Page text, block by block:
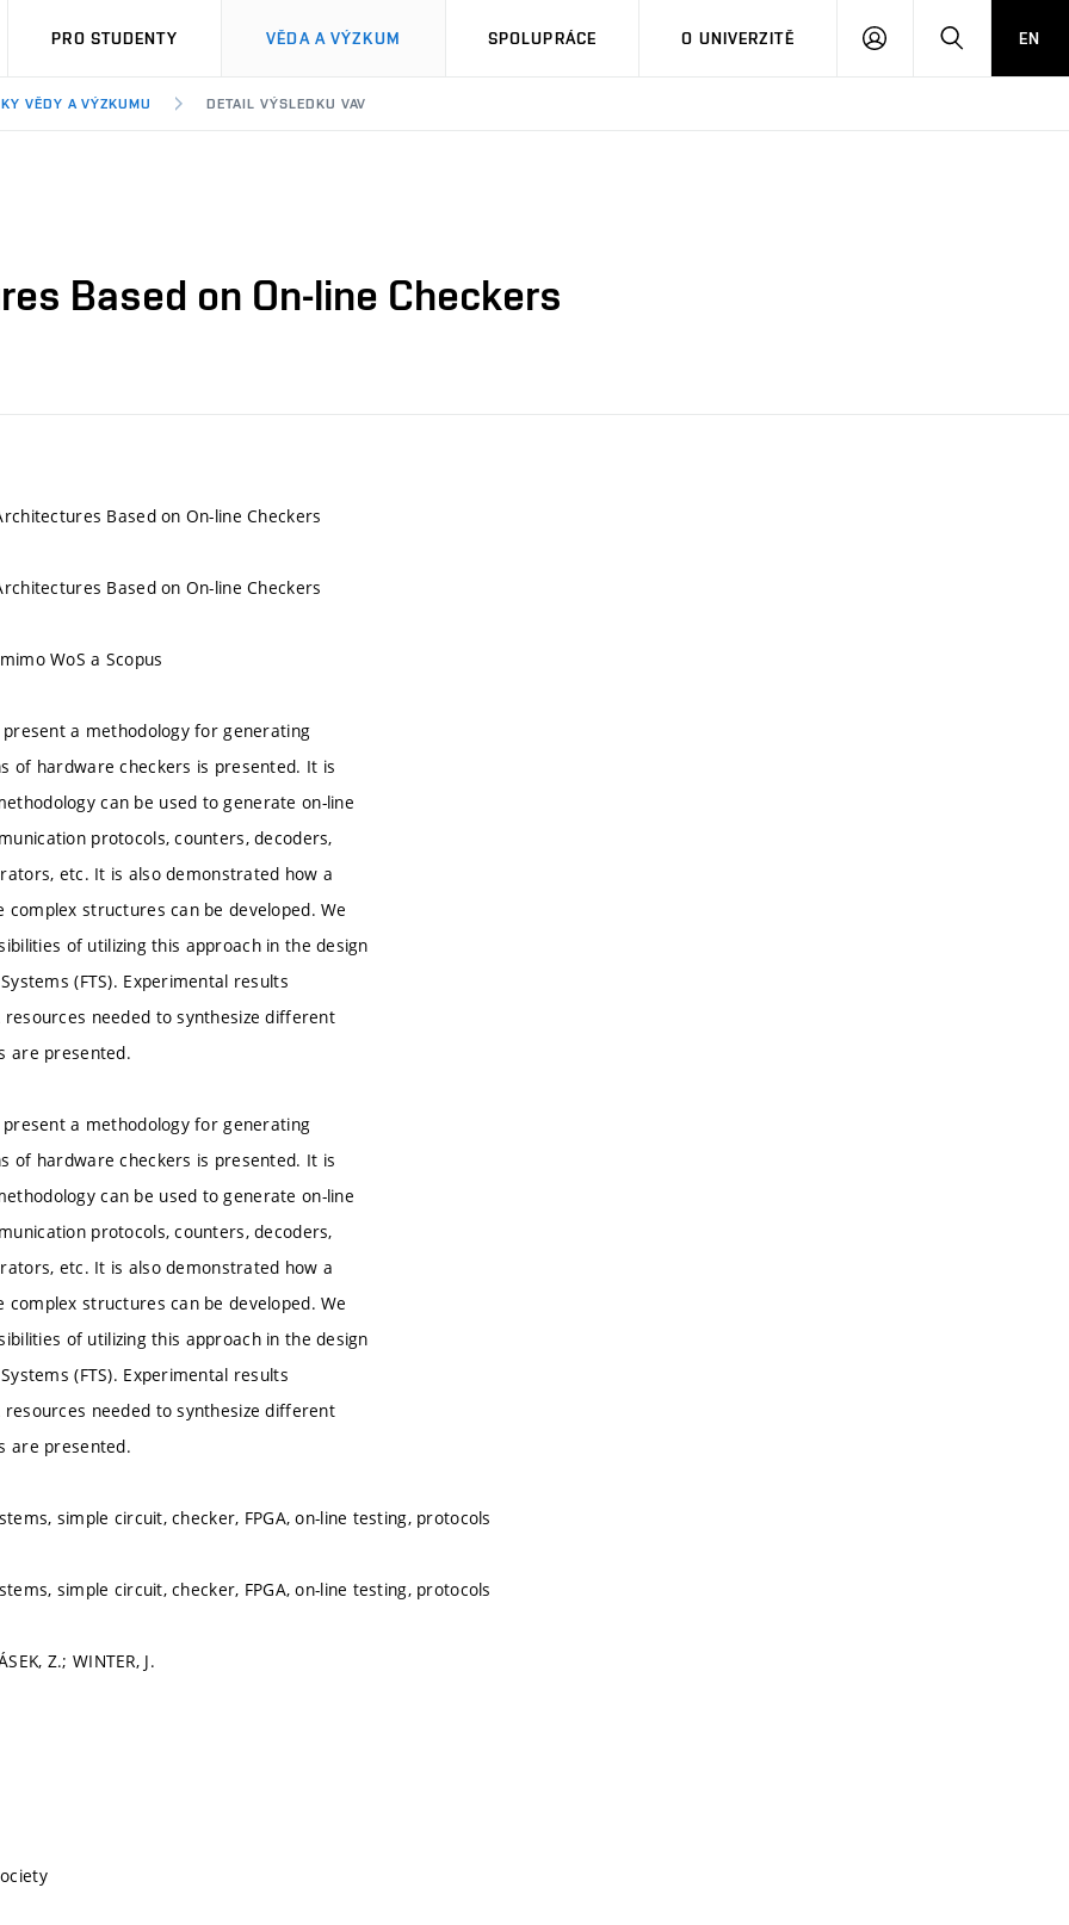
PRO STUDENTY VĚDA A VÝZKUM SPOLUPRÁCE O UNIVERZITĚ
PŘIHLÁSIT HLEDATEN
VĚDY A VÝZKUMU DETAIL VÝSLEDKU VAV
Based on On-line Checkers
Based on On-line Checkers
Based on On-line Checkers
WoS a Scopus
a methodology for generating
of hardware checkers is presented. It is
can be used to generate on-line
protocols, counters, decoders,
etc. It is also demonstrated how a
structures can be developed. We
of utilizing this approach in the design
(FTS). Experimental results
resources needed to synthesize different
are presented.
a methodology for generating
of hardware checkers is presented. It is
can be used to generate on-line
protocols, counters, decoders,
etc. It is also demonstrated how a
structures can be developed. We
of utilizing this approach in the design
(FTS). Experimental results
resources needed to synthesize different
are presented.
simple circuit, checker, FPGA, on-line testing, protocols
simple circuit, checker, FPGA, on-line testing, protocols
Z.; WINTER, J.